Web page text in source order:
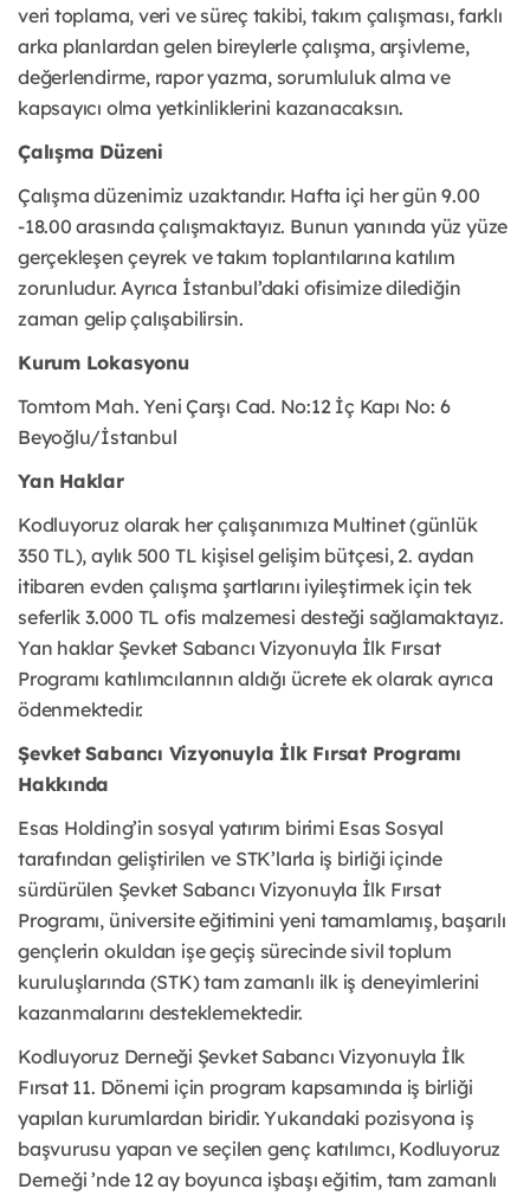
veri toplama, veri ve süreç takibi, takım çalışması, farklı
arka planlardan gelen bireylerle çalışma, arşivleme,
değerlendirme, rapor yazma, sorumluluk alma ve
kapsayıcı olma yetkinliklerini kazanacaksın.
Çalışma Düzeni
Çalışma düzenimiz uzaktandır. Hafta içi her gün 9.00
-18.00 arasında çalışmaktayız. Bunun yanında yüz yüze
gerçekleşen çeyrek ve takım toplantılarına katılım
zorunludur. Ayrıca İstanbul’daki ofisimize dilediğin
zaman gelip çalışabilirsin.
Kurum Lokasyonu
Tomtom Mah. Yeni Çarşı Cad. No:12 İç Kapı No: 6
Beyoğlu/İstanbul
Yan Haklar
Kodluyoruz olarak her çalışanımıza Multinet (günlük
350 TL), aylık 500 TL kişisel gelişim bütçesi, 2. aydan
itibaren evden çalışma şartlarını iyileştirmek için tek
seferlik 3.000 TL ofis malzemesi desteği sağlamaktayız.
Yan haklar Şevket Sabancı Vizyonuyla İlk Fırsat
Programı katılımcılarının aldığı ücrete ek olarak ayrıca
ödenmektedir.
Şevket Sabancı Vizyonuyla İlk Fırsat Programı
Hakkında
Esas Holding’in sosyal yatırım birimi Esas Sosyal
tarafından geliştirilen ve STK’larla iş birliği içinde
sürdürülen Şevket Sabancı Vizyonuyla İlk Fırsat
Programı, üniversite eğitimini yeni tamamlamış, başarılı
gençlerin okuldan işe geçiş sürecinde sivil toplum
kuruluşlarında (STK) tam zamanlı ilk iş deneyimlerini
kazanmalarını desteklemektedir.
Kodluyoruz Derneği Şevket Sabancı Vizyonuyla İlk
Fırsat 11. Dönemi için program kapsamında iş birliği
yapılan kurumlardan biridir. Yukarıdaki pozisyona iş
başvurusu yapan ve seçilen genç katılımcı, Kodluyoruz
Derneği ’nde 12 ay boyunca işbaşı eğitim, tam zamanlı